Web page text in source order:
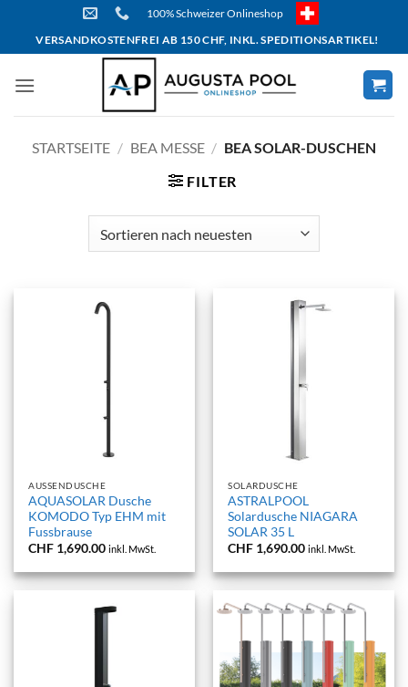
content
100% Schweizer Onlineshop
VERSANDKOSTENFREI AB 150 CHF, INKL. SPEDITIONSARTIKEL!
STARTSEITE / BEA MESSE / BEA SOLAR-DUSCHEN
FILTER
AUSSENDUSCHE
AQUASOLAR Dusche
KOMODO Typ EHM mit
Fussbrause
CHF 1,690.00 inkl. MwSt.
SOLARDUSCHE
ASTRALPOOL
Solardusche NIAGARA
SOLAR 35 L
CHF 1,690.00 inkl. MwSt.